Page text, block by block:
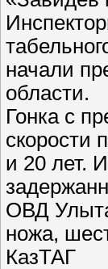
начали
области.
Гонка с
скорости
и 20 лет.
ОВД
ножа,
КазТАГ